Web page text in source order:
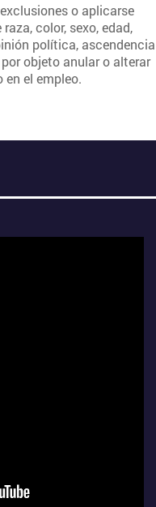
o aplicarse
color, sexo, edad,
política, ascendencia
objeto anular o alterar
el empleo.